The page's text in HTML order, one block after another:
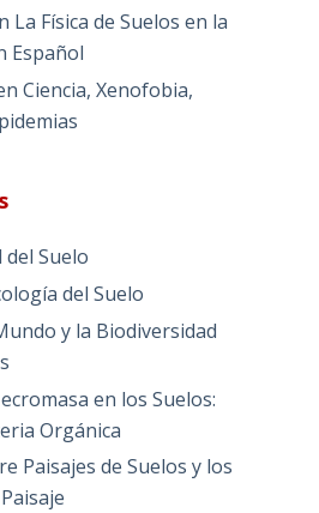
La Física de Suelos en la
Español
Ciencia, Xenofobia,
Suelo
del Suelo
y la Biodiversidad
en los Suelos:
Orgánica
Paisajes de Suelos y los